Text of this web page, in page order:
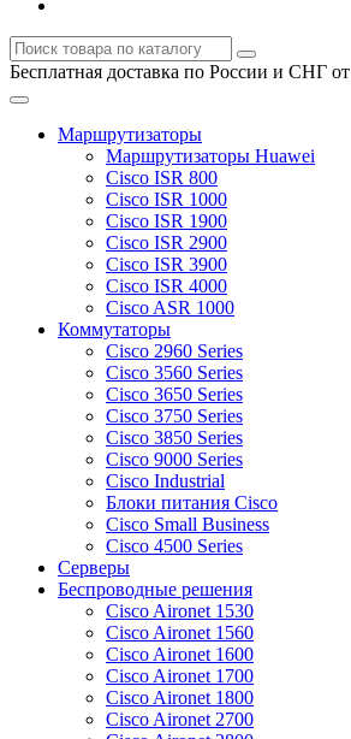
Бесплатная доставка по России и СНГ
Маршрутизаторы
Маршрутизаторы Huawei
Cisco ISR 800
Cisco ISR 1000
Cisco ISR 1900
Cisco ISR 2900
Cisco ISR 3900
Cisco ISR 4000
Cisco ASR 1000
Коммутаторы
Cisco 2960 Series
Cisco 3560 Series
Cisco 3650 Series
Cisco 3750 Series
Cisco 3850 Series
Cisco 9000 Series
Cisco Industrial
Блоки питания Cisco
Cisco Small Business
Cisco 4500 Series
Серверы
Беспроводные решения
Cisco Aironet 1530
Cisco Aironet 1560
Cisco Aironet 1600
Cisco Aironet 1700
Cisco Aironet 1800
Cisco Aironet 2700